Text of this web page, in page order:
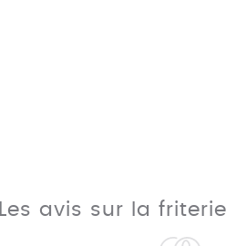
Les avis sur la friterie